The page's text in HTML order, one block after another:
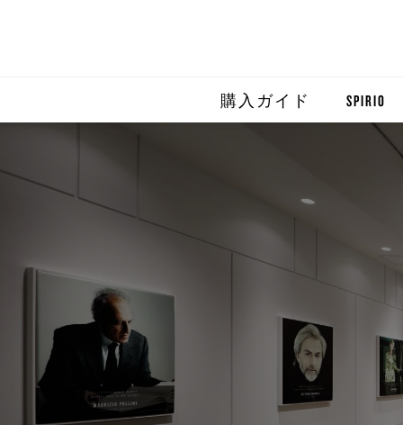
購入ガイド SPIRIO
SPIRIO R